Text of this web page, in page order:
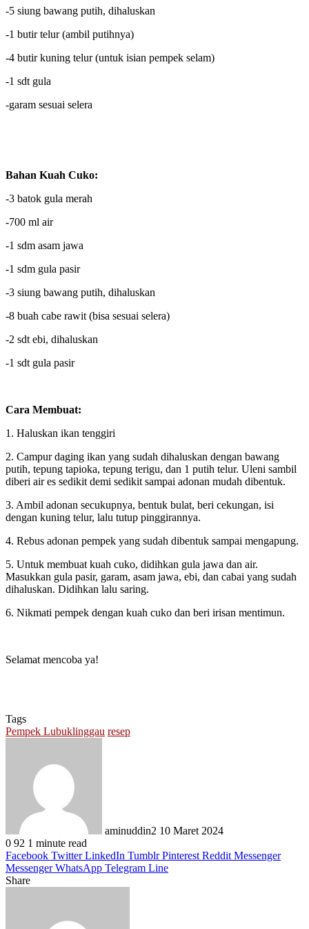
-5 siung bawang putih, dihaluskan
-1 butir telur (ambil putihnya)
-4 butir kuning telur (untuk isian pempek selam)
-1 sdt gula
-garam sesuai selera
Bahan Kuah Cuko:
-3 batok gula merah
-700 ml air
-1 sdm asam jawa
-1 sdm gula pasir
-3 siung bawang putih, dihaluskan
-8 buah cabe rawit (bisa sesuai selera)
-2 sdt ebi, dihaluskan
-1 sdt gula pasir
Cara Membuat:
1. Haluskan ikan tenggiri
2. Campur daging ikan yang sudah dihaluskan dengan bawang
putih, tepung tapioka, tepung terigu, dan 1 putih telur. Uleni sambil
diberi air es sedikit demi sedikit sampai adonan mudah dibentuk.
3. Ambil adonan secukupnya, bentuk bulat, beri cekungan, isi
dengan kuning telur, lalu tutup pinggirannya.
4. Rebus adonan pempek yang sudah dibentuk sampai mengapung.
5. Untuk membuat kuah cuko, didihkan gula jawa dan air.
Masukkan gula pasir, garam, asam jawa, ebi, dan cabai yang sudah
dihaluskan. Didihkan lalu saring.
6. Nikmati pempek dengan kuah cuko dan beri irisan mentimun.
Selamat mencoba ya!
Tags
Pempek Lubuklinggau resep
aminuddin2 10 Maret 2024
0 92 1 minute read
Facebook Twitter LinkedIn Tumblr Pinterest Reddit Messenger
Messenger WhatsApp Telegram Line
Share